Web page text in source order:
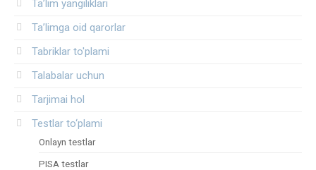
Ta’lim yangiliklari
Ta’limga oid qarorlar
Tabriklar to'plami
Talabalar uchun
Tarjimai hol
Testlar to‘plami
Onlayn testlar
PISA testlar